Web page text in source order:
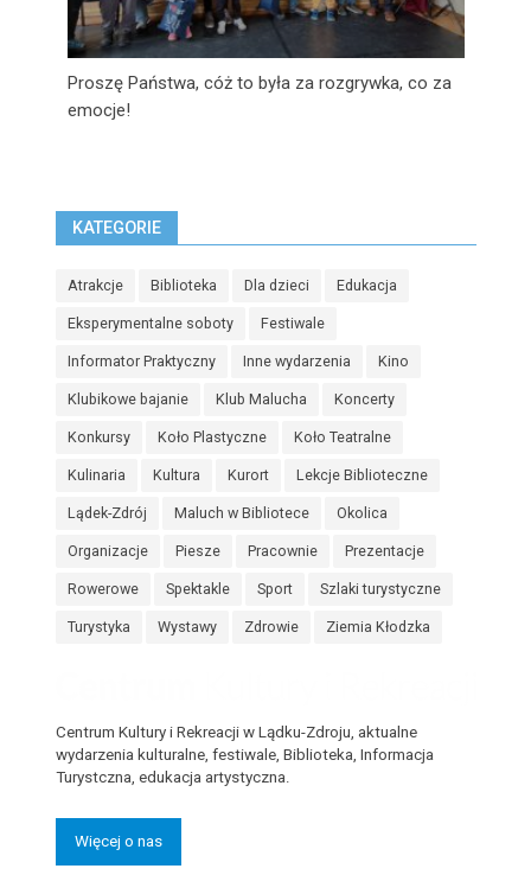
Proszę Państwa, cóż to była za rozgrywka, co za
emocje!
KATEGORIE
Atrakcje Biblioteka Dla dzieci Edukacja
Eksperymentalne soboty Festiwale
Informator Praktyczny Inne wydarzenia Kino
Klubikowe bajanie Klub Malucha Koncerty
Konkursy Koło Plastyczne Koło Teatralne
Kulinaria Kultura Kurort Lekcje Biblioteczne
Lądek-Zdrój Maluch w Bibliotece Okolica
Organizacje Piesze Pracownie Prezentacje
Rowerowe Spektakle Sport Szlaki turystyczne
Turystyka Wystawy Zdrowie Ziemia Kłodzka
Centrum Kultury i Rekreacji w Lądku-Zdroju, aktualne
wydarzenia kulturalne, festiwale, Biblioteka, Informacja
Turystczna, edukacja artystyczna.
Więcej o nas